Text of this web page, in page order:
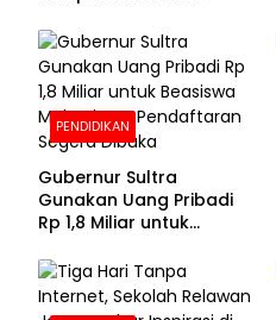
PENDIDIKAN
Gubernur Sultra
Gunakan Uang Pribadi
Rp 1,8 Miliar untuk
Pendaftaran Segera
Dibuka